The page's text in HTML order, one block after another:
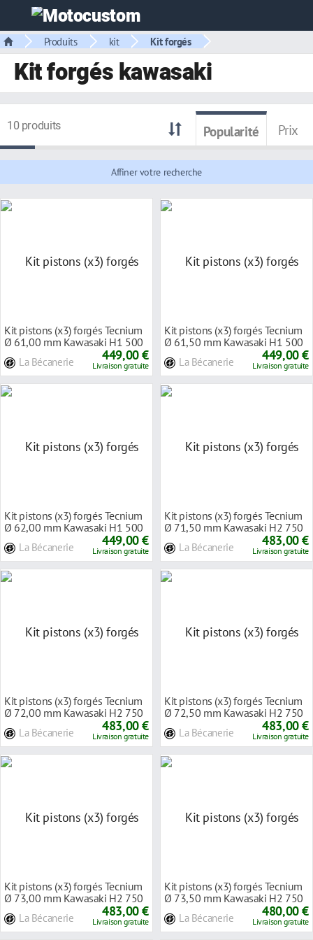
Produits kit Kit forgés
Kit forgés kawasaki
10 produits Popularité Prix
Affiner votre recherche
Kit pistons (x3) forgés Tecnium
Ø 61,00 mm Kawasaki H1 500
La Bécanerie 449,00 €
Livraison gratuite
Kit pistons (x3) forgés Tecnium
Ø 61,50 mm Kawasaki H1 500
La Bécanerie 449,00 €
Livraison gratuite
Kit pistons (x3) forgés Tecnium
Ø 62,00 mm Kawasaki H1 500
La Bécanerie 449,00 €
Livraison gratuite
Kit pistons (x3) forgés Tecnium
Ø 71,50 mm Kawasaki H2 750
La Bécanerie 483,00 €
Livraison gratuite
Kit pistons (x3) forgés Tecnium
Ø 72,00 mm Kawasaki H2 750
La Bécanerie 483,00 €
Livraison gratuite
Kit pistons (x3) forgés Tecnium
Ø 72,50 mm Kawasaki H2 750
La Bécanerie 483,00 €
Livraison gratuite
Kit pistons (x3) forgés Tecnium
Ø 73,00 mm Kawasaki H2 750
La Bécanerie 483,00 €
Livraison gratuite
Kit pistons (x3) forgés Tecnium
Ø 73,50 mm Kawasaki H2 750
La Bécanerie 480,00 €
Livraison gratuite